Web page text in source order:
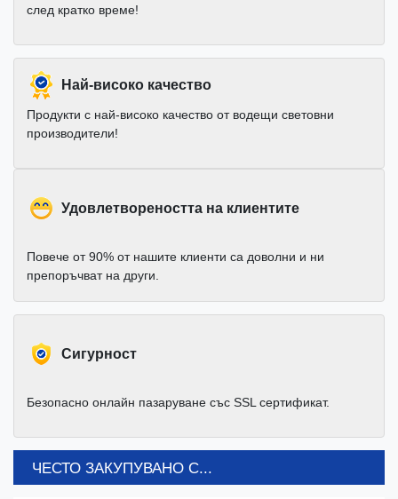
след кратко време!
Най-високо качество
Продукти с най-високо качество от водещи световни
производители!
Удовлетвореността на клиентите
Повече от 90% от нашите клиенти са доволни и ни
препоръчват на други.
Cигурност
Безопасно онлайн пазаруване със SSL сертификат.
ЧЕСТО ЗАКУПУВАНО С...